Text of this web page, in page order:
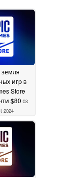
игр в
Store
$80 08
2024